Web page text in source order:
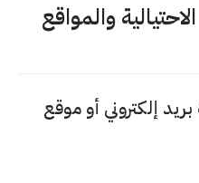
والمواقع
إلكتروني أو موقع